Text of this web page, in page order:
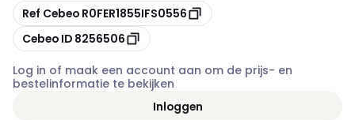
Kopiëren
Ref Cebeo R0FER1855IFS0556
Kopiëren
Cebeo ID 8256506
Log in of maak een account aan om de prijs- en
bestelinformatie te bekijken
Inloggen